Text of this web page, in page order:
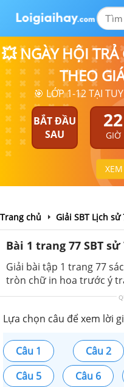
💥 NGÀY HỘI
THEO
🎯 LỚP 1-12 TẠI
BẮT ĐẦU
SAU
22
GIỜ
Trang chủ Giải SBT Lịch sử
Bài 1 trang 77 SBT sử
Giải bài tập 1 trang 77
tròn chữ in hoa trước ý
Lựa chọn câu để xem lời
Câu 1 Câu 2
Câu 5
Câu 6